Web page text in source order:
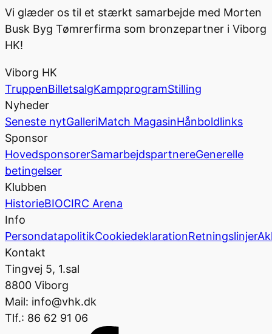
Vi glæder os til et stærkt samarbejde med Morten
Busk Byg Tømrerfirma som bronzepartner i Viborg
HK!
Viborg HK
TruppenBilletsalgKampprogramStilling
Nyheder
Seneste nytGalleriMatch MagasinHånboldlinks
Sponsor
HovedsponsorerSamarbejdspartnereGenerelle
betingelser
Klubben
HistorieBIOCIRC Arena
Info
PersondatapolitikCookiedeklarationRetningslinjer
Kontakt
Tingvej 5, 1.sal
8800 Viborg
Mail: info@vhk.dk
Tlf.: 86 62 91 06